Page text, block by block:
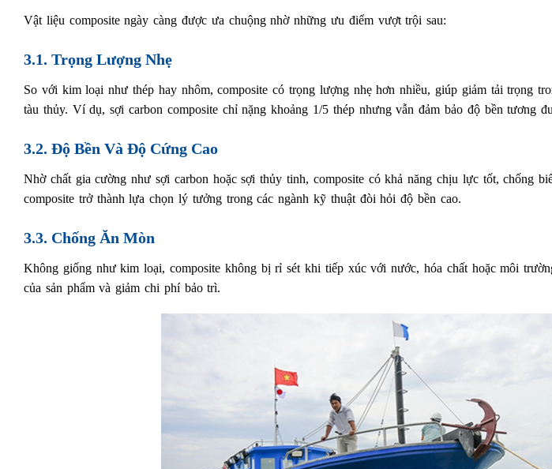
Vật liệu composite ngày càng được ưa chuộng nhờ những ưu điểm vượt trội sau:
3.1. Trọng Lượng Nhẹ
So với kim loại như thép hay nhôm, composite có trọng lượng nhẹ hơn nhiều, giúp giảm tải trọng
tàu thủy. Ví dụ, sợi carbon composite chỉ nặng khoảng 1/5 thép nhưng vẫn đảm bảo độ bền tương
3.2. Độ Bền Và Độ Cứng Cao
Nhờ chất gia cường như sợi carbon hoặc sợi thủy tinh, composite có khả năng chịu lực tốt, chống
composite trở thành lựa chọn lý tưởng trong các ngành kỹ thuật đòi hỏi độ bền cao.
3.3. Chống Ăn Mòn
Không giống như kim loại, composite không bị rỉ sét khi tiếp xúc với nước, hóa chất hoặc môi
của sản phẩm và giảm chi phí bảo trì.